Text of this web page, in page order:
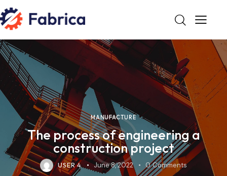
MANUFACTURE
The process of engineering a
construction project
USER 4 June 8, 2022 0 Comments